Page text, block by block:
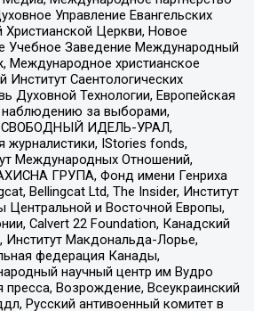
Управление Евангельских
Христианской Церкви, Новое
Учебное Заведение Международный
Международное христианское
Саентологических
Духовной Технологии, Европейская
наблюдению за выборами,
СВОБОДНЫЙ ИДЕЛЬ-УРАЛ,
журналистики, IStories fonds,
Международных Отношений,
ГРУПА, Фонд имени Генриха
Bellingcat Ltd, The Insider, Институт
Центральной и Восточной Европы,
Calvert 22 Foundation, Канадский
Институт Макдональда-Лорье,
федерация Канады,
научный центр им Вудро
Возрождение, Всеукраинский
Русский антивоенный комитет в